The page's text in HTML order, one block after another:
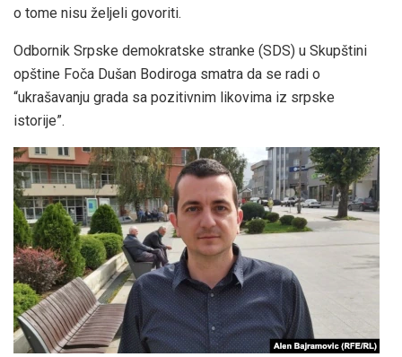
o tome nisu željeli govoriti.
Odbornik Srpske demokratske stranke (SDS) u Skupštini
opštine Foča Dušan Bodiroga smatra da se radi o
“ukrašavanju grada sa pozitivnim likovima iz srpske
istorije”.